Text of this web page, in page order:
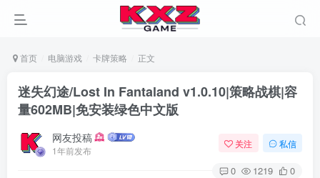
首页 电脑游戏 卡牌策略 正文
迷失幻途/Lost In Fantaland v1.0.10|策略战棋|容
量602MB|免安装绿色中文版
网友投稿
1年前发布
关注 私信
0 1219 0